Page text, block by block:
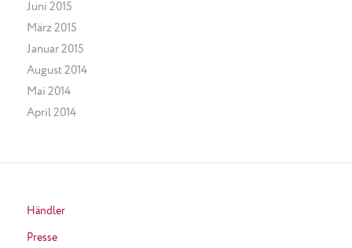
Juni 2015
März 2015
Januar 2015
August 2014
Mai 2014
April 2014
Händler
Presse